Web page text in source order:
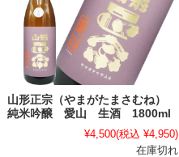
山形正宗（やまがたまさむね）
純米吟醸 愛山 生酒 1800ml
¥4,500(税込 ¥4,950)
在庫切れ